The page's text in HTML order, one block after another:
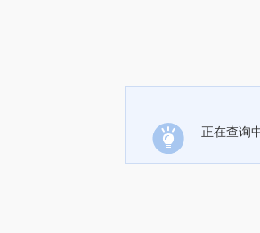
正在查询